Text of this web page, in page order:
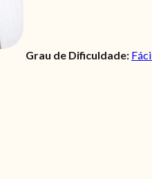
Grau de Dificuldade: